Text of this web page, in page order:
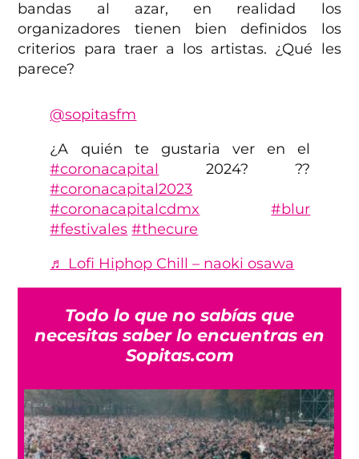
bandas al azar, en realidad los
organizadores tienen bien definidos los
criterios para traer a los artistas. ¿Qué les
parece?
@sopitasfm
¿A quién te gustaria ver en el
#coronacapital
2024? ??
#coronacapital2023
#coronacapitalcdmx
#blur
#festivales #thecure
♬ Lofi Hiphop Chill – naoki osawa
Todo lo que no sabías que
necesitas saber lo encuentras en
Sopitas.com